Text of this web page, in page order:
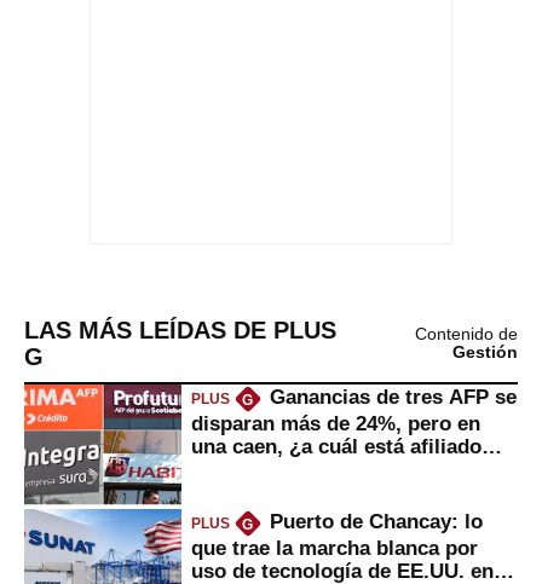
LAS MÁS LEÍDAS DE PLUS
G
Contenido de
Gestión
PLUS G
Ganancias de tres AFP se
disparan más de 24%, pero en
una caen, ¿a cuál está afiliado
PLUS G
Puerto de Chancay: lo
que trae la marcha blanca por
uso de tecnología de EE.UU. en